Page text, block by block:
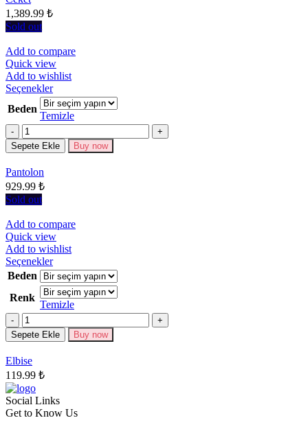
seçilebilir
1,389.99 ₺
Sold out
Add to compare
Quick view
Add to wishlist
SeçeneklerBu
ürünün
birden
fazla
varyasyonu
var.
Beden
Temizle
Miktar
Sepete Ekle Buy now
Pantolon
929.99 ₺
Sold out
Add to compare
Quick view
Add to wishlist
SeçeneklerBu
ürünün
birden
fazla
varyasyonu
Seçenekler
Beden
Renk
Temizle
Miktar
Sepete Ekle Buy now
Elbise
119.99 ₺
Social Links
Get to Know Us